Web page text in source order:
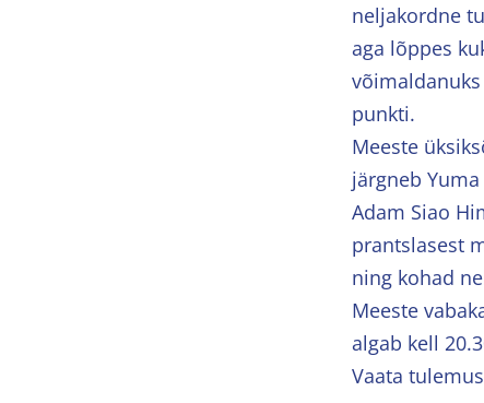
neljakordne
aga lõppes
punkti.
Meeste
järgneb
Adam Siao
prantslasest
ning kohad
Meeste
algab kell
Vaata